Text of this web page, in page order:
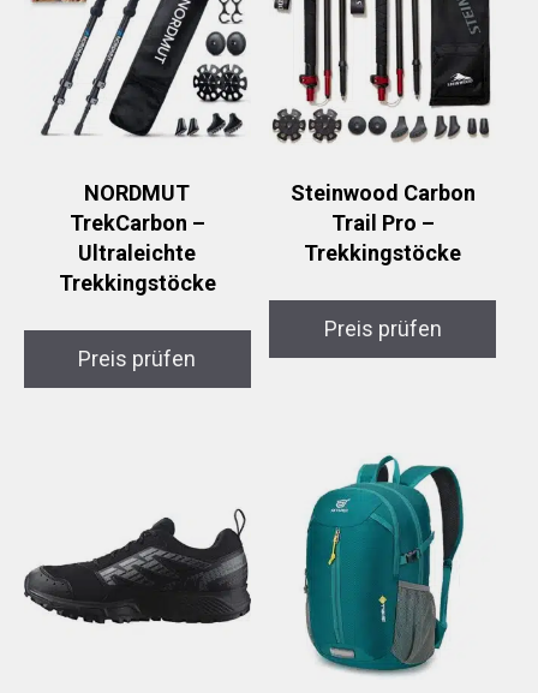
NORDMUT
TrekCarbon –
Ultraleichte
Trekkingstöcke
Preis prüfen
Steinwood Carbon
Trail Pro –
Trekkingstöcke
Preis prüfen